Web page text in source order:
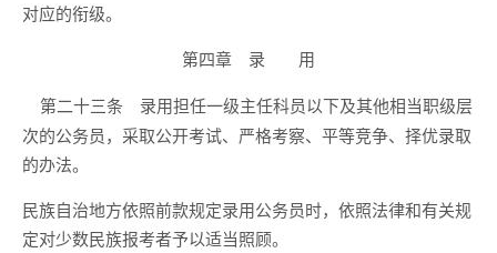
对应的衔级。
第四章 录 用
第二十三条
录用担任一级主任科员以下及其他相当职级层
次的公务员，采取公开考试、严格考察、平等竞争、择优录取
的办法。
民族自治地方依照前款规定录用公务员时，依照法律和有关规
定对少数民族报考者予以适当照顾。